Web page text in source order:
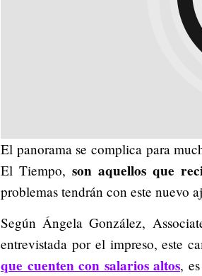
El panorama se complica para
El Tiempo, son aquellos que
problemas tendrán con este nuevo
Según Ángela González,
entrevistada por el impreso, este
que cuenten con salarios altos,